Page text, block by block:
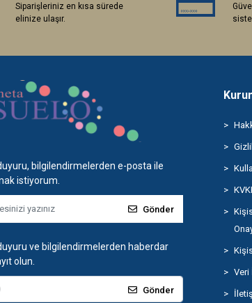
Siparişleriniz en kısa sürede
elinize ulaşır.
bilgilendirmelerden e-posta ile
istiyorum.
Gönder
ve bilgilendirmelerden haberdar
olun.
Gönder
Veri